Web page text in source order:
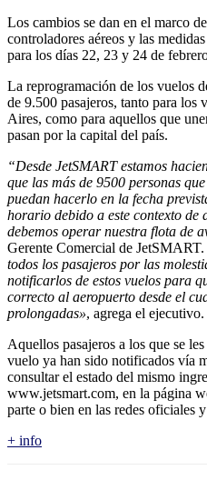
Los cambios se dan en el marco
controladores aéreos y las
para los días 22, 23 y 24 de
La reprogramación de los vuelos
de 9.500 pasajeros, tanto para los
Aires, como para aquellos que
pasan por la capital del país.
“Desde JetSMART estamos
que las más de 9500 personas
puedan hacerlo en la fecha
horario debido a este contexto
debemos operar nuestra flota de
Gerente Comercial de JetSMART.
todos los pasajeros por las
notificarlos de estos vuelos para
correcto al aeropuerto desde el
prolongadas», agrega el ejecutivo.
Aquellos pasajeros a los que se
vuelo ya han sido notificados vía
consultar el estado del mismo
www.jetsmart.com, en la página
parte o bien en las redes oficiales
+ info